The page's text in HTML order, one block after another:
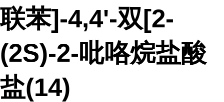
联苯]-4,4'-双[2-
(2S)-2-吡咯烷盐酸
盐(14)